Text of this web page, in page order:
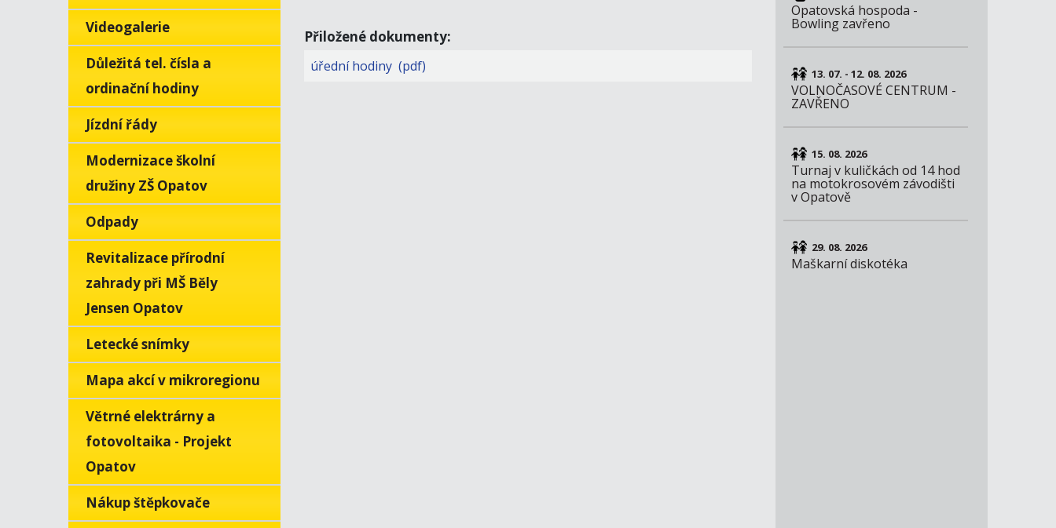
Videogalerie
Důležitá tel. čísla a
ordinační hodiny
Jízdní řády
Modernizace školní
družiny ZŠ Opatov
Odpady
Revitalizace přírodní
zahrady při MŠ Běly
Jensen Opatov
Letecké snímky
Mapa akcí v mikroregionu
Větrné elektrárny a
fotovoltaika - Projekt
Opatov
Nákup štěpkovače
Přiložené dokumenty:
úřední hodiny (pdf)
Opatovská hospoda -
Bowling zavřeno
13. 07. - 12. 08. 2026
VOLNOČASOVÉ CENTRUM -
ZAVŘENO
15. 08. 2026
Turnaj v kuličkách od 14 hod
na motokrosovém závodišti
v Opatově
29. 08. 2026
Maškarní diskotéka